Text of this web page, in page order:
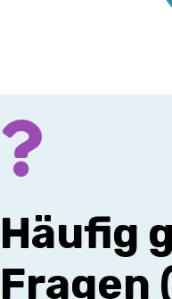
Häufig
Fragen